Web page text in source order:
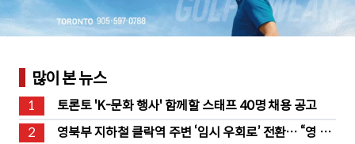
많이 본 뉴스
1
토론토 'K-문화 행사' 함께할 스태프 40명 채용 공고
2
영북부 지하철 클락역 주변 ‘임시 우회로’ 전환… “영 스